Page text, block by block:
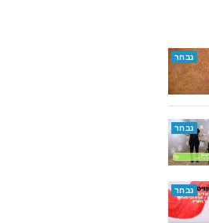
נבחר
נבחר
נבחר